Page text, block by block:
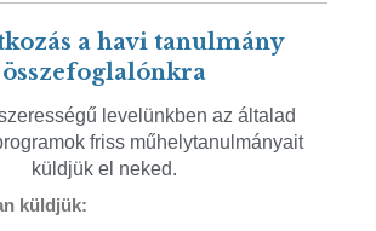
a havi tanulmány
összefoglalónkra
levelünkben az általad
friss műhelytanulmányait
küldjük el neked.
küldjük: